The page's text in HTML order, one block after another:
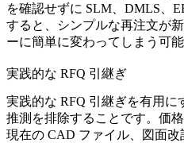
を確認せずに SLM、DMLS、
すると、シンプルな再注文が
ーに簡単に変わってしまう可
実践的な RFQ 引継ぎ
実践的な RFQ 引継ぎを有用に
推測を排除することです。価
現在の CAD ファイル、図面